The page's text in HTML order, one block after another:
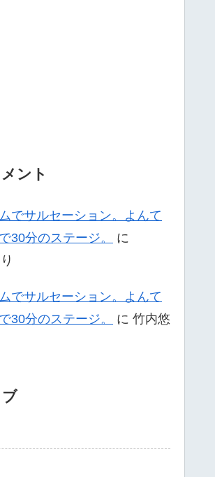
ント
でサルセーション。よんて
30分のステージ。
に
でサルセーション。よんて
30分のステージ。
に 竹内悠